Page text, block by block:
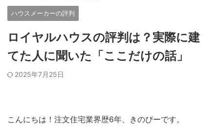
ハウスメーカーの評判
ロイヤルハウスの評判は？実際に建
てた人に聞いた「ここだけの話」
2025年7月25日
こんにちは！注文住宅業界歴6年、きのぴーです。